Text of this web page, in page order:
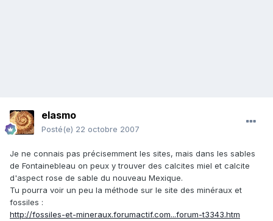
elasmo
Posté(e) 22 octobre 2007
Je ne connais pas précisemment les sites, mais dans les sables
de Fontainebleau on peux y trouver des calcites miel et calcite
d'aspect rose de sable du nouveau Mexique.
Tu pourra voir un peu la méthode sur le site des minéraux et
fossiles :
http://fossiles-et-mineraux.forumactif.com...forum-t3343.htm